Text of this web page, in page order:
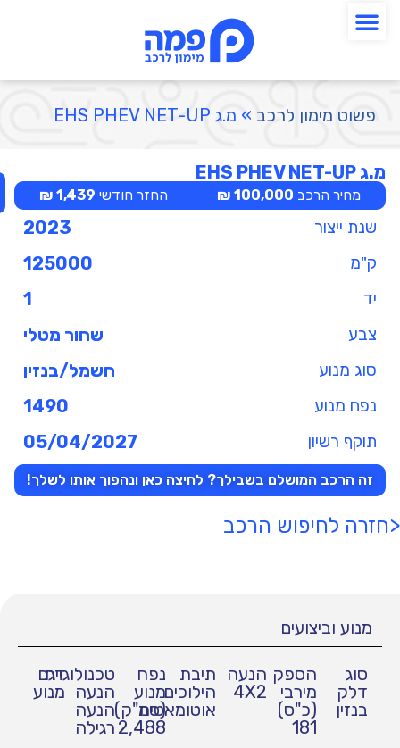
פשוט מימון לרכב » מ.ג EHS PHEV NET-UP
מ.ג EHS PHEV NET-UP
מחיר הרכב 100,000 ₪ החזר חודשי 1,439 ₪
שנת ייצור 2023
ק"מ 125000
יד 1
צבע שחור מטלי
סוג מנוע חשמל/בנזין
נפח מנוע 1490
תוקף רשיון 05/04/2027
זה הרכב המושלם בשבילך? לחיצה כאן ונהפוך אותו לשלך!
<חזרה לחיפוש הרכב
מנוע וביצועים
סוג
דלק
בנזין
הספק
מירבי
(כ"ס)
181
הנעה
4X2
תיבת
הילוכים
אוטומאטית
נפח
מנוע
(סמ"ק)
2,488
טכנולוגיית
הנעה
הנעה
רגילה
דגם
מנוע